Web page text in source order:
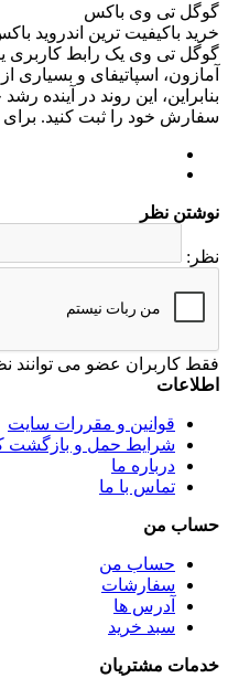
گوگل تی وی باکس
خرید باکیفیت ترین اندروید
گوگل تی وی یک رابط کاربری یا
آمازون، اسپاتیفای و بسیاری
بنابراین، این روند در آینده
سفارش خود را ثبت کنید.
نوشتن نظر
نظر:
فقط کاربران عضو می توانند
اطلاعات
قوانین و مقررات سایت
شرایط حمل و بازگشت
درباره ما
تماس با ما
حساب من
حساب من
سفارشات
آدرس ها
سبد خرید
خدمات مشتریان